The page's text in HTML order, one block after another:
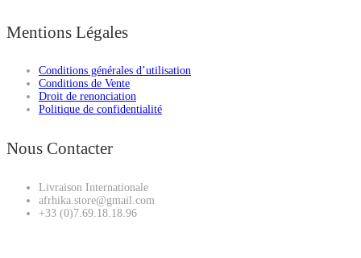
Mentions Légales
Conditions générales d’utilisation
Conditions de Vente
Droit de renonciation
Politique de confidentialité
Nous Contacter
Livraison Internationale
afrhika.store@gmail.com
+33 (0)7.69.18.18.96